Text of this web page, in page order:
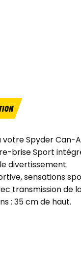
votre Spyder
brise Sport
divertissement.
sensations
transmission de
: 35 cm de haut.